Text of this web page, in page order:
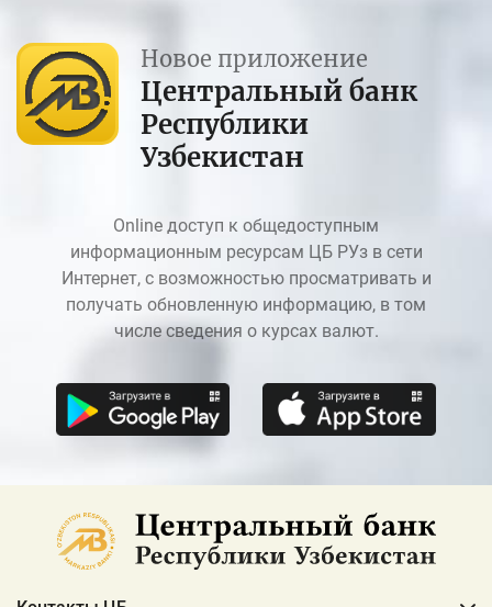
Новое приложение
Центральный банк
Республики
Узбекистан
Online доступ к общедоступным
информационным ресурсам ЦБ РУз в сети
Интернет, с возможностью просматривать и
получать обновленную информацию, в том
числе сведения о курсах валют.